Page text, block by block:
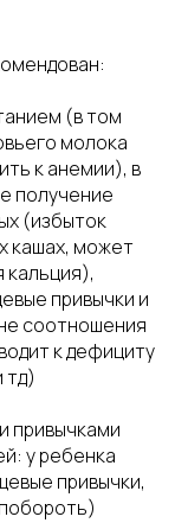
(в том
молока
к анемии), в
получение
(избыток
кашах, может
кальция),
привычки и
соотношения
к дефициту
тд)
привычками
у ребенка
привычки,